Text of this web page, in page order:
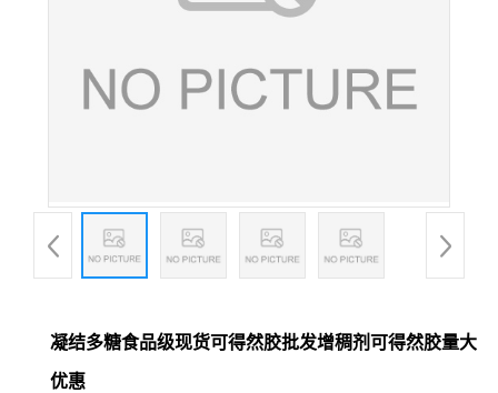
凝结多糖食品级现货可得然胶批发增稠剂可得然胶量大
优惠